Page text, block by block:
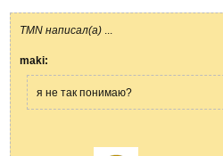
TMN написал(а)
maki:
я не так понимаю?